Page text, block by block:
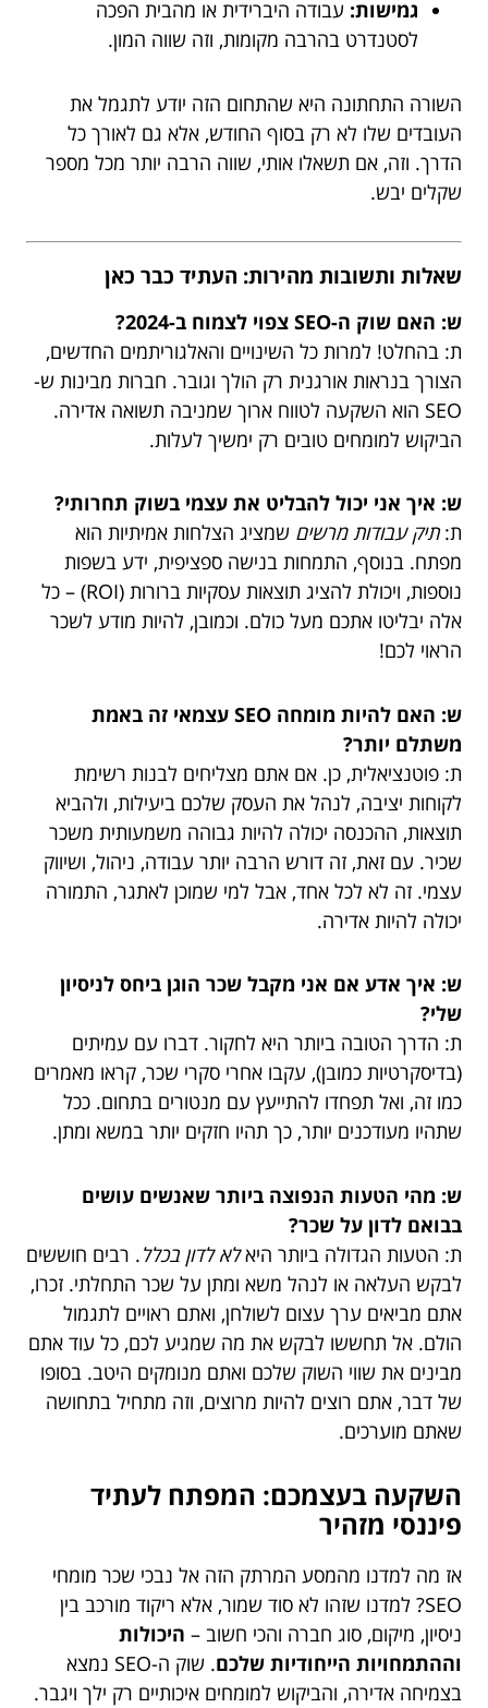
גמישות: עבודה היברידית או מהבית הפכה
לסטנדרט בהרבה מקומות, וזה שווה המון.
השורה התחתונה היא שהתחום הזה יודע לתגמל את
העובדים שלו לא רק בסוף החודש, אלא גם לאורך כל
הדרך. וזה, אם תשאלו אותי, שווה הרבה יותר מכל מספר
שקלים יבש.
שאלות ותשובות מהירות: העתיד כבר כאן
ש: האם שוק ה-SEO צפוי לצמוח ב-2024?
ת: בהחלט! למרות כל השינויים והאלגוריתמים החדשים,
הצורך בנראות אורגנית רק הולך וגובר. חברות מבינות ש-
SEO הוא השקעה לטווח ארוך שמניבה תשואה אדירה.
הביקוש למומחים טובים רק ימשיך לעלות.
ש: איך אני יכול להבליט את עצמי בשוק תחרותי?
ת:תיק עבודות מרשים שמציג הצלחות אמיתיות הוא
מפתח. בנוסף, התמחות בנישה ספציפית, ידע בשפות
נוספות, ויכולת להציג תוצאות עסקיות ברורות (ROI) – כל
אלה יבליטו אתכם מעל כולם. וכמובן, להיות מודע לשכר
הראוי לכם!
ש: האם להיות מומחה SEO עצמאי זה באמת
משתלם יותר?
ת: פוטנציאלית, כן. אם אתם מצליחים לבנות רשימת
לקוחות יציבה, לנהל את העסק שלכם ביעילות, ולהביא
תוצאות, ההכנסה יכולה להיות גבוהה משמעותית משכר
שכיר. עם זאת, זה דורש הרבה יותר עבודה, ניהול, ושיווק
עצמי. זה לא לכל אחד, אבל למי שמוכן לאתגר, התמורה
יכולה להיות אדירה.
ש: איך אדע אם אני מקבל שכר הוגן ביחס לניסיון
שלי?
ת: הדרך הטובה ביותר היא לחקור. דברו עם עמיתים
(בדיסקרטיות כמובן), עקבו אחרי סקרי שכר, קראו מאמרים
כמו זה, ואל תפחדו להתייעץ עם מנטורים בתחום. ככל
שתהיו מעודכנים יותר, כך תהיו חזקים יותר במשא ומתן.
ש: מהי הטעות הנפוצה ביותר שאנשים עושים
בבואם לדון על שכר?
ת: הטעות הגדולה ביותר היאלא לדון בכלל. רבים חוששים
לבקש העלאה או לנהל משא ומתן על שכר התחלתי. זכרו,
אתם מביאים ערך עצום לשולחן, ואתם ראויים לתגמול
הולם. אל תחששו לבקש את מה שמגיע לכם, כל עוד אתם
מבינים את שווי השוק שלכם ואתם מנומקים היטב. בסופו
של דבר, אתם רוצים להיות מרוצים, וזה מתחיל בתחושה
שאתם מוערכים.
השקעה בעצמכם: המפתח לעתיד
פיננסי מזהיר
אז מה למדנו מהמסע המרתק הזה אל נבכי שכר מומחי
SEO? למדנו שזהו לא סוד שמור, אלא ריקוד מורכב בין
ניסיון, מיקום, סוג חברה והכי חשוב – היכולות
וההתמחויות הייחודיות שלכם
. שוק ה-SEO נמצא
בצמיחה אדירה, והביקוש למומחים איכותיים רק ילך ויגבר.